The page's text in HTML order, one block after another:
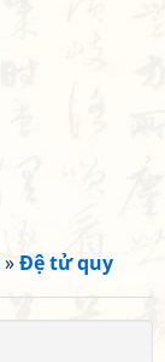
»Đệ tử quy